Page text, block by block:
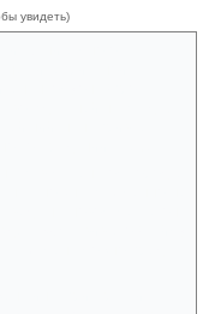
увидеть)